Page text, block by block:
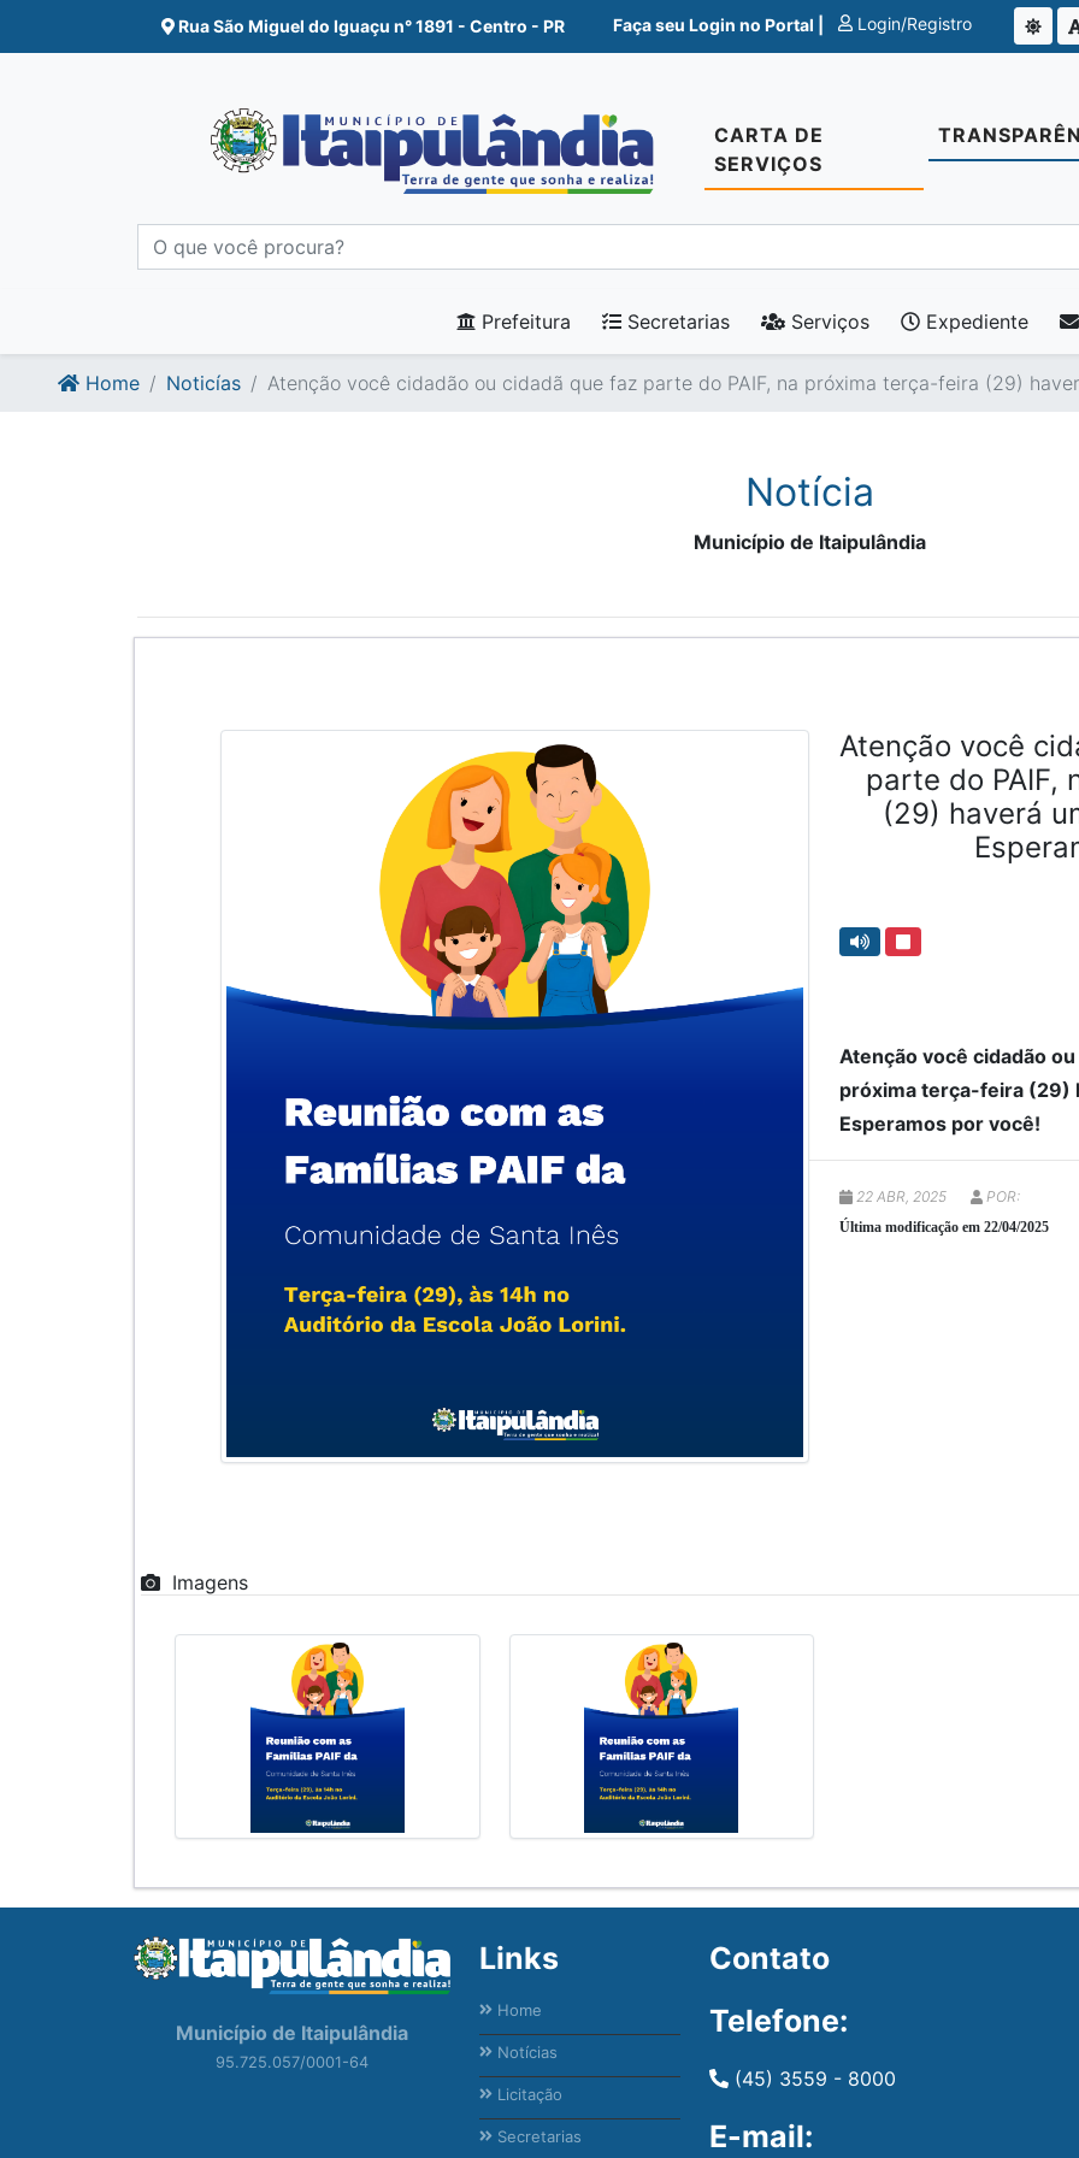
Ir para o conte�do
Ir para o fim do conte�do
Rua São Miguel do Iguaçu n° 1891 - Centro - PR Faça seu Login no Portal | Login/Registro
CARTA DE
SERVIÇOS
Prefeitura Secretarias Serviços Expediente
Home Noticías Atenção você cidadão ou cidadã que faz parte do PAIF, na próxima terça-feira (29)
Notícia
Município de Itaipulândia
Atenção você
parte do PAIF,
(29) haverá
Atenção você cidadão
próxima terça-feira (29)
Esperamos por você!
22 ABR, 2025 POR:
Última modificação em 22/04/2025
Imagens
Município de Itaipulândia
95.725.057/0001-64
Links
Home
Notícias
Licitação
Secretarias
Contato
Telefone:
(45) 3559 - 8000
E-mail: